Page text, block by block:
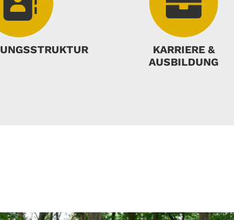
KARRIERE &
AUSBILDUNG